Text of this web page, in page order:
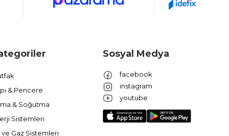
& Pencere
& Soğutma
Sistemleri
ve Gaz Sistemleri
Sosyal Medya
facebook
instagram
youtube